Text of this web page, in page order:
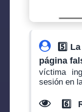
5️⃣
página
víctima
sesión en
6️⃣